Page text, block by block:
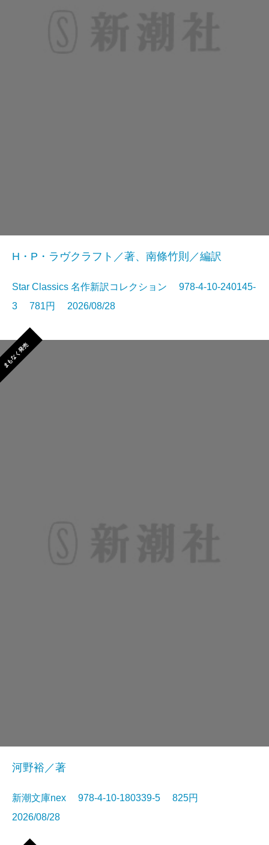
H・P・ラヴクラフト／著、南條竹則／編訳
Star Classics 名作新訳コレクション 978-4-10-240145-
3 781円 2026/08/28
まもなく発売
河野裕／著
新潮文庫nex 978-4-10-180339-5 825円
2026/08/28